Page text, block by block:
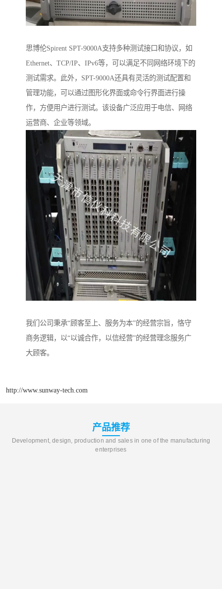
思博伦Spirent SPT-9000A支持多种测试接口和协议，如
Ethernet、TCP/IP、IPv6等，可以满足不同网络环境下的
测试需求。此外，SPT-9000A还具有灵活的测试配置和
管理功能，可以通过图形化界面或命令行界面进行操
作，方便用户进行测试。该设备广泛应用于电信、网络
运营商、企业等领域。
我们公司秉承“顾客至上、服务为本”的经营宗旨，恪守
商务逻辑，以“以诚合作，以信经营”的经营理念服务广
大顾客。
http://www.sunway-tech.com
产品推荐
Development, design, production and sales in one of the manufacturing
enterprises